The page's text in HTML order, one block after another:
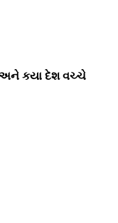
અને કયા દેશ વચ્ચે